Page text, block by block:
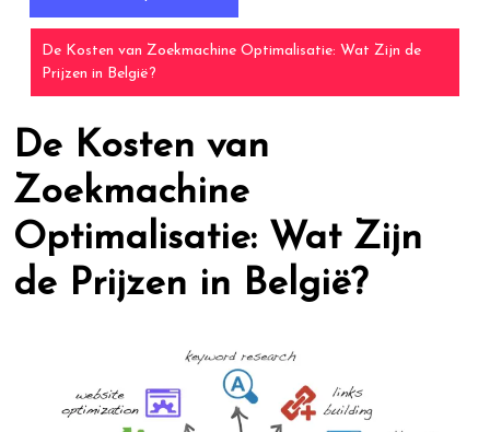
De Kosten van Zoekmachine Optimalisatie: Wat Zijn de
Prijzen in België?
De Kosten van
Zoekmachine
Optimalisatie: Wat Zijn
de Prijzen in België?